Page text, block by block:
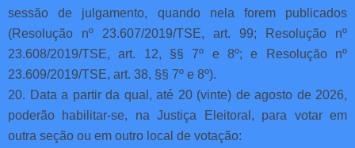
sessão de julgamento, quando nela forem publicados
(Resolução nº 23.607/2019/TSE, art. 99; Resolução nº
23.608/2019/TSE, art. 12, §§ 7º e 8º; e Resolução nº
23.609/2019/TSE, art. 38, §§ 7º e 8º).
20. Data a partir da qual, até 20 (vinte) de agosto de 2026,
poderão habilitar-se, na Justiça Eleitoral, para votar em
outra seção ou em outro local de votação: